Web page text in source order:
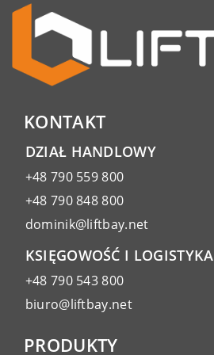
KONTAKT
DZIAŁ HANDLOWY
+48 790 559 800
+48 790 848 800
dominik@liftbay.net
KSIĘGOWOŚĆ I LOGISTYKA
+48 790 543 800
biuro@liftbay.net
PRODUKTY